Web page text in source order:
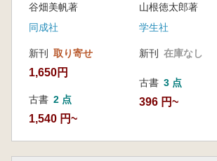
谷畑美帆著
同成社
新刊 取り寄せ
1,650円
古書 2 点
1,540 円~
山根徳太郎著
学生社
新刊 在庫なし
古書 3 点
396 円~